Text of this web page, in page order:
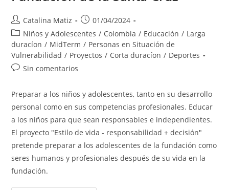
Autor
de
la
entrada:
Catalina Matiz
Publicación
de
la
entrada:
01/04/2024
Categoría
de
la
entrada:
Niños y Adolescentes / Colombia / Educación / Larga
duracíon / MidTerm / Personas en Situación de
Vulnerabilidad / Proyectos / Corta duracíon / Deportes
Comentarios
entrada:
Sin comentarios
Preparar a los niños y adolescentes, tanto en su desarrollo
personal como en sus competencias profesionales. Educar
a los niños para que sean responsables e independientes.
El proyecto "Estilo de vida - responsabilidad + decisión"
pretende preparar a los adolescentes de la fundación como
seres humanos y profesionales después de su vida en la
fundación.